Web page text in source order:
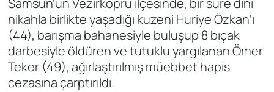
Samsun’un Vezirköprü ilçesinde, bir süre dini
nikahla birlikte yaşadığı kuzeni Huriye Özkan’ı
(44), barışma bahanesiyle buluşup 8 bıçak
darbesiyle öldüren ve tutuklu yargılanan Ömer
Teker (49), ağırlaştırılmış müebbet hapis
cezasına çarptırıldı.
Ekonomi
Genel
Gündem